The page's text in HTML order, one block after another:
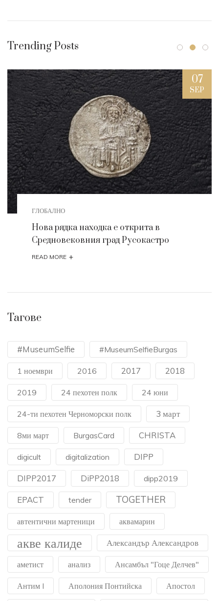
Trending Posts
07
SEP
ГЛОБАЛНО
Нова рядка находка е открита в
Средновековния град Русокастро
READ MORE +
Тагове
#MuseumSelfie #MuseumSelfieBurgas
1 ноември 2016 2017 2018
2019 24 пехотен полк 24 юни
24-ти пехотен Черноморски полк 3 март
8ми март BurgasCard CHRISTA
digicult digitalization DIPP
DIPP2017 DiPP2018 dipp2019
EPACT tender TOGETHER
автентични мартеници аквамарин
акве калиде Александър Александров
аметист анализ Ансамбъл "Гоце Делчев"
Антим I Аполония Понтийска Апостол